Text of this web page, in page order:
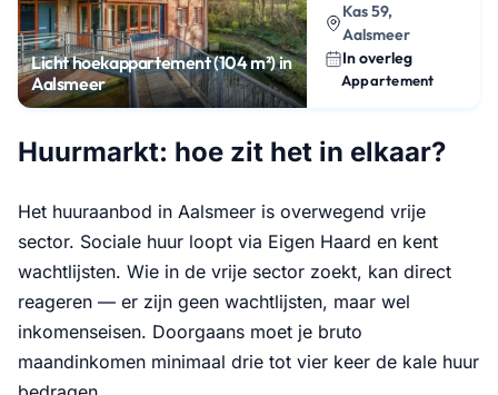
Licht hoekappartement (104 m²) in
Aalsmeer
Kas 59,
Aalsmeer
In overleg
Appartement
Huurmarkt: hoe zit het in elkaar?
Het huuraanbod in Aalsmeer is overwegend vrije
sector. Sociale huur loopt via Eigen Haard en kent
wachtlijsten. Wie in de vrije sector zoekt, kan direct
reageren — er zijn geen wachtlijsten, maar wel
inkomenseisen. Doorgaans moet je bruto
maandinkomen minimaal drie tot vier keer de kale huur